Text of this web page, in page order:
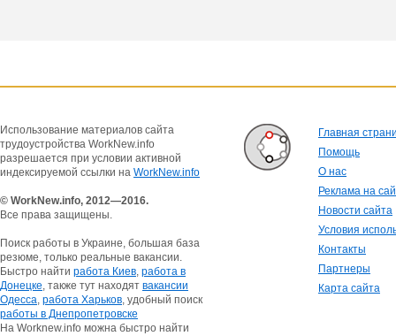
Использование материалов сайта
трудоустройства WorkNew.info
разрешается при условии активной
индексируемой ссылки на WorkNew.info
© WorkNew.info, 2012—2016.
Все права защищены.
Поиск работы в Украине, большая база
резюме, только реальные вакансии.
Быстро найти работа Киев, работа в
Донецке, также тут находят вакансии
Одесса, работа Харьков, удобный поиск
работы в Днепропетровске
На Worknew.info можна быстро найти
Главная
Помощь
О нас
Реклама на
Новости сайта
Условия
Контакты
Партнеры
Карта сайта